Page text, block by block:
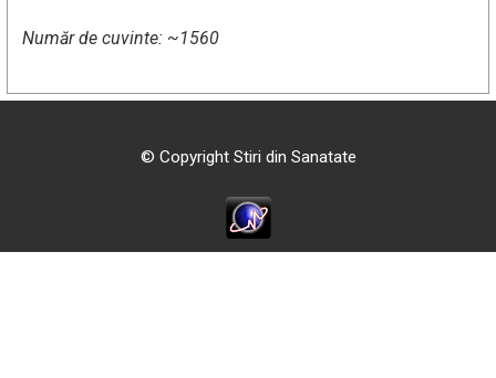
Număr de cuvinte: ~1560
© Copyright Stiri din Sanatate